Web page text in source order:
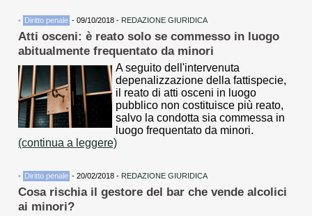
• Diritto penale - 09/10/2018 - REDAZIONE GIURIDICA
Atti osceni: è reato solo se commesso in luogo
abitualmente frequentato da minori
A seguito dell'intervenuta
depenalizzazione della fattispecie,
il reato di atti osceni in luogo
pubblico non costituisce più reato,
salvo la condotta sia commessa in
luogo frequentato da minori.
(continua a leggere)
• Diritto penale - 20/02/2018 - REDAZIONE GIURIDICA
Cosa rischia il gestore del bar che vende alcolici
ai minori?